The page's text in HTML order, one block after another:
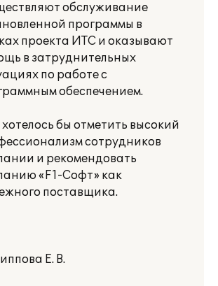
обслуживание
программы в
проекта ИТС и оказывают
в затруднительных
по работе с
обеспечением.
бы отметить высокий
сотрудников
и рекомендовать
«F1-Софт» как
поставщика.
Е. В.